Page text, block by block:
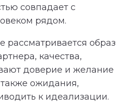
совпадает с
рядом.
рассматривается образ
качества,
доверие и желание
ожидания,
к идеализации.